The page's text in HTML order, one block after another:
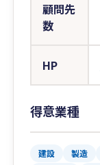
顧問先
数
HP
得意業種
建設 製造